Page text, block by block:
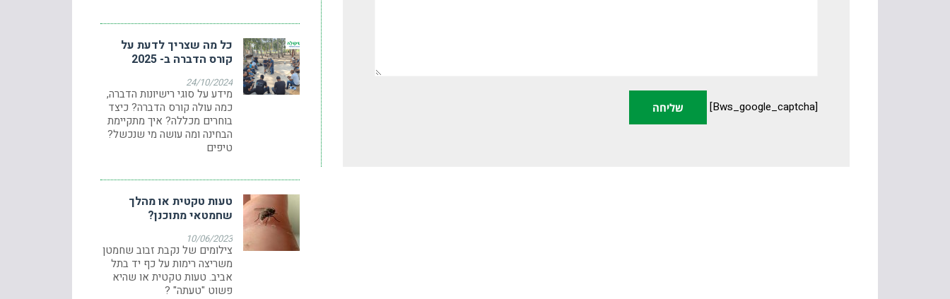
[bws_google_captcha]
כל מה שצריך לדעת על
קורס הדברה ב- 2025
24/10/2024
מידע על סוגי רישיונות הדברה,
כמה עולה קורס הדברה? כיצד
בוחרים מכללה? איך מתקיימת
הבחינה ומה עושה מי שנכשל?
טיפים
טעות טקטית או מהלך
שחמטאי מתוכנן?
10/06/2023
צילומים של נקבת זבוב שחמטן
משריצה רימות על כף יד בתל
אביב. טעות טקטית או שהיא
פשוט "טעתה" ?